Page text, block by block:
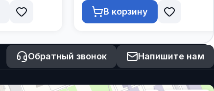
В корзину
Обратный звонок Напишите нам